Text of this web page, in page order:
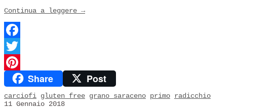
Continua a leggere →
Facebook
Twitter
PinterestShare Post
carciofi gluten free grano saraceno primo radicchio
11 Gennaio 2018